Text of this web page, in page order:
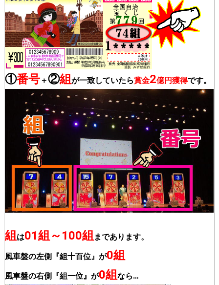
①番号＋②組が一致していたら賞金2億円獲得です。
組は01組～100組 まであります。
風車盤の左側『組十百位』が0組
風車盤の右側『組一位』が0組なら…